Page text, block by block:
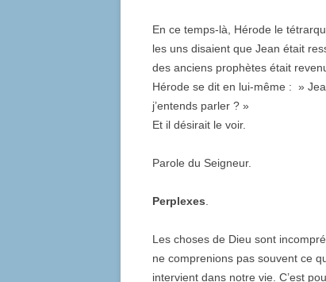
En ce temps-là, Hérode le
les uns disaient que Jean était
des anciens prophètes était
Hérode se dit en lui-même : »
j’entends parler ? »
Et il désirait le voir.
Parole du Seigneur.
Perplexes.
Les choses de Dieu sont
ne comprenions pas souvent ce
intervient dans notre vie. C’est